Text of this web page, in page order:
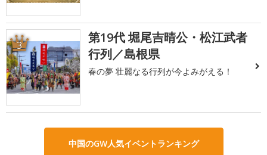
3
第19代 堀尾吉晴公・松江武者
行列／島根県
春の夢 壮麗なる行列が今よみがえる！
中国のGW人気イベントランキング